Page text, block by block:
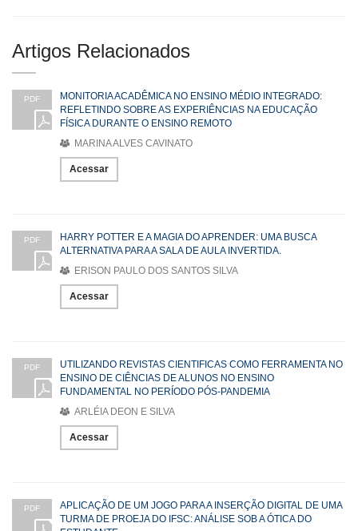
Artigos Relacionados
PDF
MONITORIA ACADÊMICA NO ENSINO MÉDIO INTEGRADO:
REFLETINDO SOBRE AS EXPERIÊNCIAS NA EDUCAÇÃO
FÍSICA DURANTE O ENSINO REMOTO
MARINA ALVES CAVINATO
Acessar
PDF
HARRY POTTER E A MAGIA DO APRENDER: UMA BUSCA
ALTERNATIVA PARA A SALA DE AULA INVERTIDA.
ERISON PAULO DOS SANTOS SILVA
Acessar
PDF
UTILIZANDO REVISTAS CIENTIFICAS COMO FERRAMENTA NO
ENSINO DE CIÊNCIAS DE ALUNOS NO ENSINO
FUNDAMENTAL NO PERÍODO PÓS-PANDEMIA
ARLÉIA DEON E SILVA
Acessar
PDF
APLICAÇÃO DE UM JOGO PARA A INSERÇÃO DIGITAL DE UMA
TURMA DE PROEJA DO IFSC: ANÁLISE SOB A ÓTICA DO